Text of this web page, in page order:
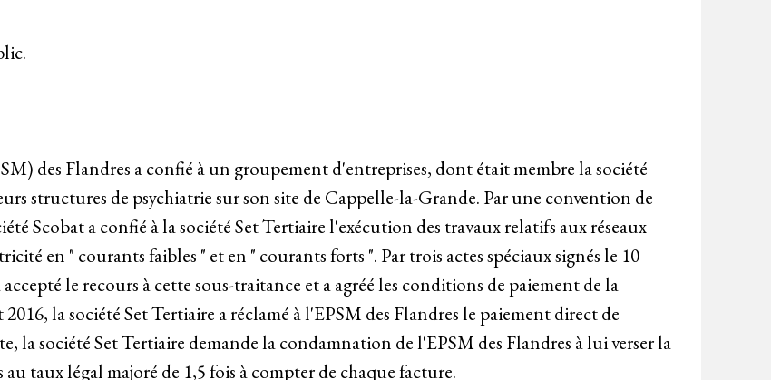
des Flandres a confié à un groupement d'entreprises, dont était membre la société
structures de psychiatrie sur son site de Cappelle-la-Grande. Par une convention de
Scobat a confié à la société Set Tertiaire l'exécution des travaux relatifs aux réseaux
en " courants faibles " et en " courants forts ". Par trois actes spéciaux signés le 10
le recours à cette sous-traitance et a agréé les conditions de paiement de la
la société Set Tertiaire a réclamé à l'EPSM des Flandres le paiement direct de
la société Set Tertiaire demande la condamnation de l'EPSM des Flandres à lui verser la
taux légal majoré de 1,5 fois à compter de chaque facture.